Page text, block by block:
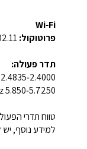
Wi‑Fi
פרוטוקול:
תדר פעולה:
2.4000‑2.4835 GHz
5.7250‑5.850 GHz
טווח תדרי
למידע נוסף, יש